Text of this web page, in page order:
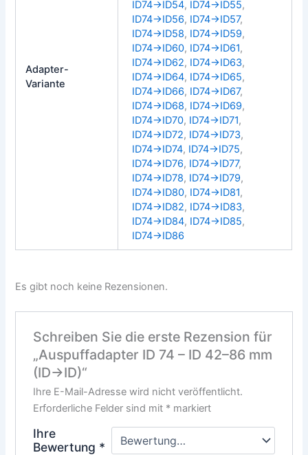
Adapter-
Variante
ID74→ID54, ID74→ID55,
ID74→ID56, ID74→ID57,
ID74→ID58, ID74→ID59,
ID74→ID60, ID74→ID61,
ID74→ID62, ID74→ID63,
ID74→ID64, ID74→ID65,
ID74→ID66, ID74→ID67,
ID74→ID68, ID74→ID69,
ID74→ID70, ID74→ID71,
ID74→ID72, ID74→ID73,
ID74→ID74, ID74→ID75,
ID74→ID76, ID74→ID77,
ID74→ID78, ID74→ID79,
ID74→ID80, ID74→ID81,
ID74→ID82, ID74→ID83,
ID74→ID84, ID74→ID85,
ID74→ID86
Es gibt noch keine Rezensionen.
Schreiben Sie die erste Rezension für
„Auspuffadapter ID 74 – ID 42–86 mm
(ID→ID)“
Ihre E-Mail-Adresse wird nicht veröffentlicht.
Erforderliche Felder sind mit *markiert
Ihre
Bewertung *